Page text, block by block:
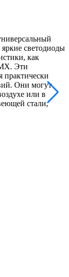
светодиоды
как
Эти
практически
Они могут
или в
стали,